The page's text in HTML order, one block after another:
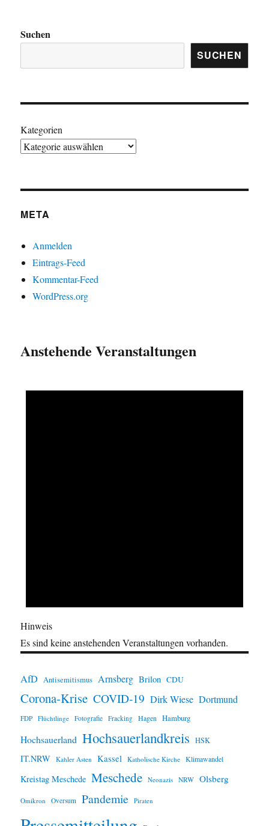
Suchen
SUCHEN
Kategorien
META
Anmelden
Eintrags-Feed
Kommentar-Feed
WordPress.org
Anstehende Veranstaltungen
Hinweis
Es sind keine anstehenden Veranstaltungen vorhanden.
AfD Antisemitismus Arnsberg Brilon CDU
Corona-Krise COVID-19 Dirk Wiese Dortmund
FDP Flüchtlinge Fotografie Fracking Hagen Hamburg
Hochsauerland Hochsauerlandkreis HSK
IT.NRW Kahler Asten Kassel Katholische Kirche Klimawandel
Kreistag Meschede Meschede Neonazis NRW Olsberg
Omikron Oversum Pandemie Piraten